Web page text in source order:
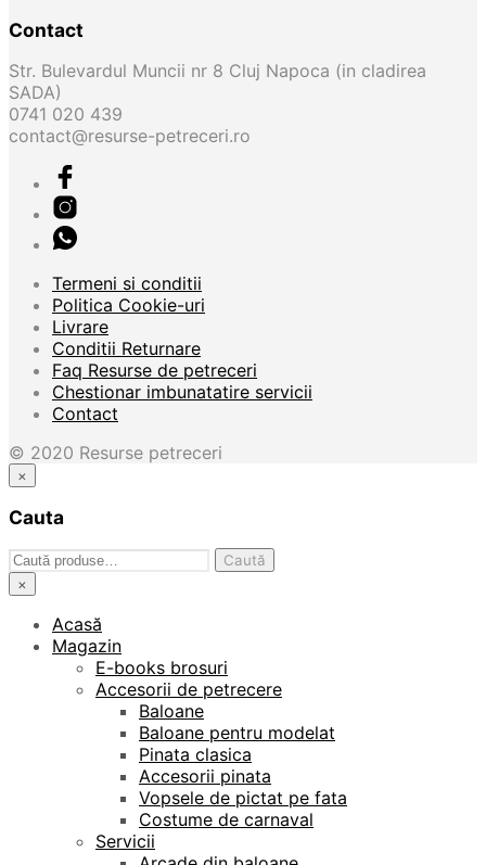
Contact
Str. Bulevardul Muncii nr 8 Cluj Napoca (in cladirea
SADA)
0741 020 439
contact@resurse-petreceri.ro
Termeni si conditii
Politica Cookie-uri
Livrare
Conditii Returnare
Faq Resurse de petreceri
Chestionar imbunatatire servicii
Contact
© 2020 Resurse petreceri
×
Cauta
Caută
după:
Caută
×
Acasă
Magazin
E-books brosuri
Accesorii de petrecere
Baloane
Baloane pentru modelat
Pinata clasica
Accesorii pinata
Vopsele de pictat pe fata
Costume de carnaval
Servicii